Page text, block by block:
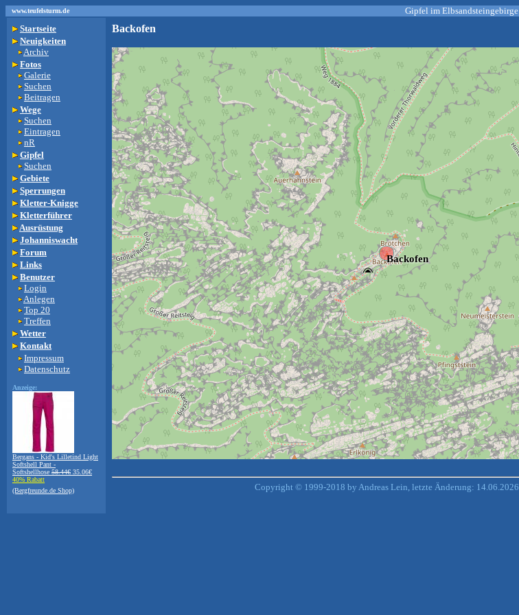
www.teufelsturm.de Gipfel im Elbsandsteingebirge
Startseite
Neuigkeiten
Archiv
Fotos
Galerie
Suchen
Beitragen
Wege
Suchen
Eintragen
nR
Gipfel
Suchen
Gebiete
Sperrungen
Kletter-Knigge
Kletterführer
Ausrüstung
Johanniswacht
Forum
Links
Benutzer
Login
Anlegen
Top 20
Treffen
Wetter
Kontakt
Impressum
Datenschutz
Anzeige:
Bergans - Kid's Lilletind Light
Softshell Pant -
Softshellhose 58.44€ 35.06€
40% Rabatt
(Bergfreunde.de Shop)
Backofen
Backofen
⇧
Copyright © 1999-2018 by Andreas Lein, letzte Änderung: 14.06.2026